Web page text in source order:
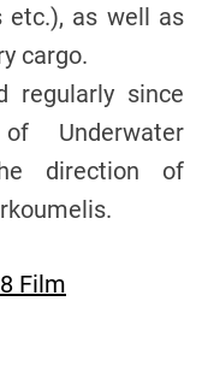
etc.), as well as
cargo.
regularly since
Underwater
direction of
Film